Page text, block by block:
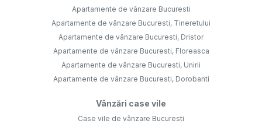
Apartamente de vânzare Bucuresti
Apartamente de vânzare Bucuresti, Tineretului
Apartamente de vânzare Bucuresti, Dristor
Apartamente de vânzare Bucuresti, Floreasca
Apartamente de vânzare Bucuresti, Unirii
Apartamente de vânzare Bucuresti, Dorobanti
Vânzări case vile
Case vile de vânzare Bucuresti